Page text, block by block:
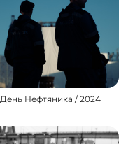
День Нефтяника / 2024